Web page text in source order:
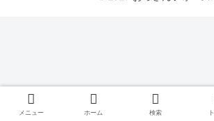
メニュー ホーム 検索